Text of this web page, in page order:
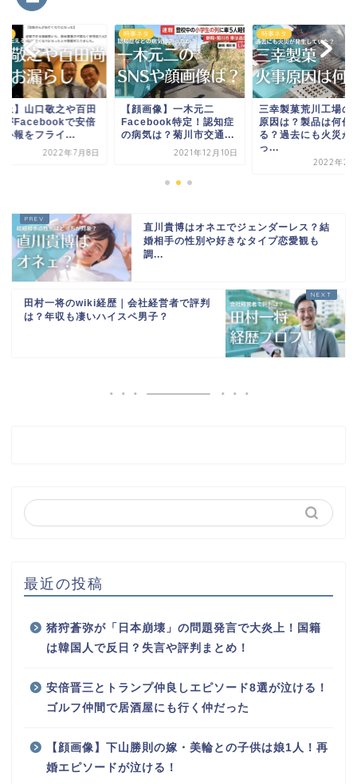
上】山口敬之や百田
がFacebookで安倍
訃報をフライ...
2022年7月8日
時事ネタ
【顔画像】一木元二
Facebook特定！認知症
の病気は？菊川市交通...
2021年12月10日
時事ネタ
三幸製菓荒川工場の
原因は？製品は何作
る？過去にも火災が
っ...
2022年2
直川貴博はオネエでジェンダーレス？結
婚相手の性別や好きなタイプ恋愛観も
調...
田村一将のwiki経歴｜会社経営者で評判
は？年収も凄いハイスペ男子？
最近の投稿
猪狩蒼弥が「日本崩壊」の問題発言で大炎上！国籍
は韓国人で反日？失言や評判まとめ！
安倍晋三とトランプ仲良しエピソード8選が泣ける！
ゴルフ仲間で居酒屋にも行く仲だった
【顔画像】下山勝則の嫁・美輪との子供は娘1人！再
婚エピソードが泣ける！